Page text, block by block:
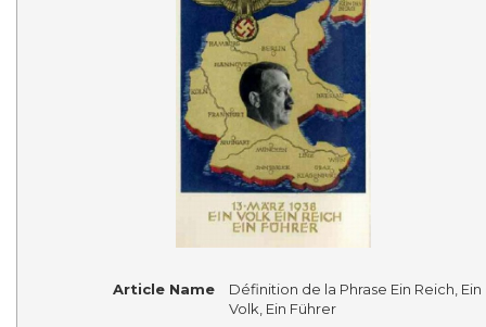
Article Name
Définition de la Phrase Ein Reich, Ein
Volk, Ein Führer